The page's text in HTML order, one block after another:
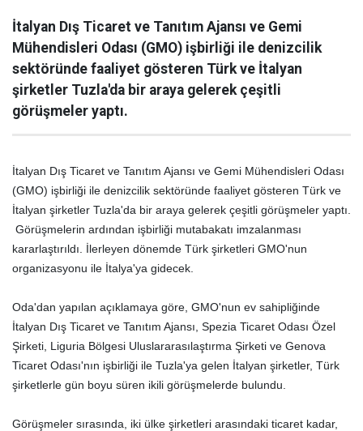
İtalyan Dış Ticaret ve Tanıtım Ajansı ve Gemi
Mühendisleri Odası (GMO) işbirliği ile denizcilik
sektöründe faaliyet gösteren Türk ve İtalyan
şirketler Tuzla'da bir araya gelerek çeşitli
görüşmeler yaptı.
İtalyan Dış Ticaret ve Tanıtım Ajansı ve Gemi Mühendisleri Odası
(GMO) işbirliği ile denizcilik sektöründe faaliyet gösteren Türk ve
İtalyan şirketler Tuzla'da bir araya gelerek çeşitli görüşmeler yaptı.
Görüşmelerin ardından işbirliği mutabakatı imzalanması
kararlaştırıldı. İlerleyen dönemde Türk şirketleri GMO'nun
organizasyonu ile İtalya'ya gidecek.
Oda'dan yapılan açıklamaya göre, GMO'nun ev sahipliğinde
İtalyan Dış Ticaret ve Tanıtım Ajansı, Spezia Ticaret Odası Özel
Şirketi, Liguria Bölgesi Uluslararasılaştırma Şirketi ve Genova
Ticaret Odası'nın işbirliği ile Tuzla'ya gelen İtalyan şirketler, Türk
şirketlerle gün boyu süren ikili görüşmelerde bulundu.
Görüşmeler sırasında, iki ülke şirketleri arasındaki ticaret kadar,